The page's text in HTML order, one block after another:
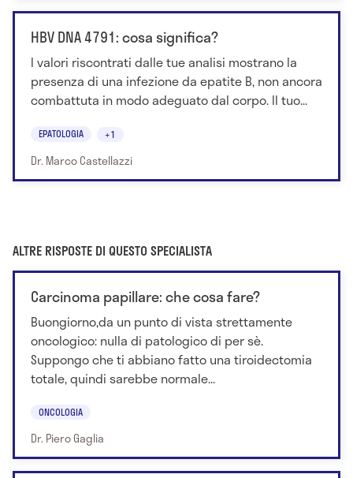
HBV DNA 4791: cosa significa?
I valori riscontrati dalle tue analisi mostrano la
presenza di una infezione da epatite B, non ancora
combattuta in modo adeguato dal corpo. Il tuo...
EPATOLOGIA +1
Dr. Marco Castellazzi
ALTRE RISPOSTE DI QUESTO SPECIALISTA
Carcinoma papillare: che cosa fare?
Buongiorno,da un punto di vista strettamente
oncologico: nulla di patologico di per sè.
Suppongo che ti abbiano fatto una tiroidectomia
totale, quindi sarebbe normale...
ONCOLOGIA
Dr. Piero Gaglia